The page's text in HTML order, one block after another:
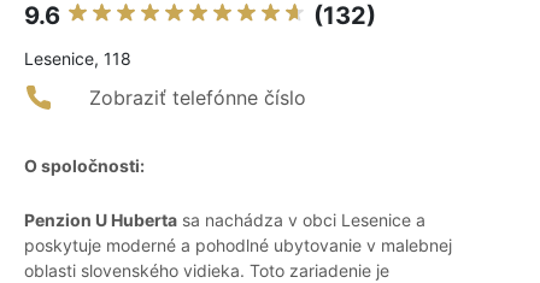
9.6 (132)
Lesenice, 118
Zobraziť telefónne číslo
O spoločnosti:
Penzion U Huberta sa nachádza v obci Lesenice a
poskytuje moderné a pohodlné ubytovanie v malebnej
oblasti slovenského vidieka. Toto zariadenie je